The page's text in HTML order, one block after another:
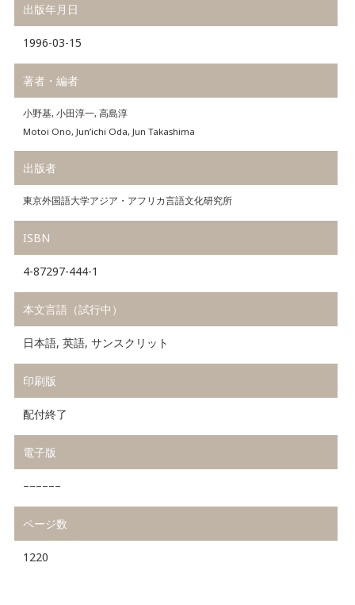
出版年月日
1996-03-15
著者・編者
小野基, 小田淳一, 高島淳
Motoi Ono, Jun’ichi Oda, Jun Takashima
出版者
東京外国語大学アジア・アフリカ言語文化研究所
ISBN
4-87297-444-1
本文言語（試行中）
日本語, 英語, サンスクリット
印刷版
配付終了
電子版
––––––
ページ数
1220